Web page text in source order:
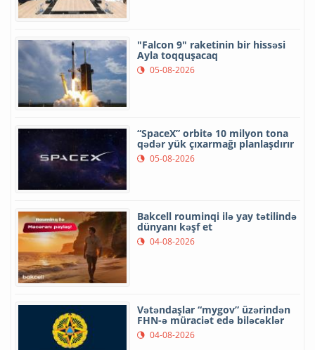
"Falcon 9" raketinin bir hissəsi
Ayla toqquşacaq
05-08-2026
“SpaceX” orbitə 10 milyon tona
qədər yük çıxarmağı planlaşdırır
05-08-2026
Bakcell rouminqi ilə yay tətilində
dünyanı kəşf et
04-08-2026
Vətəndaşlar “mygov” üzərindən
FHN-ə müraciət edə biləcəklər
04-08-2026